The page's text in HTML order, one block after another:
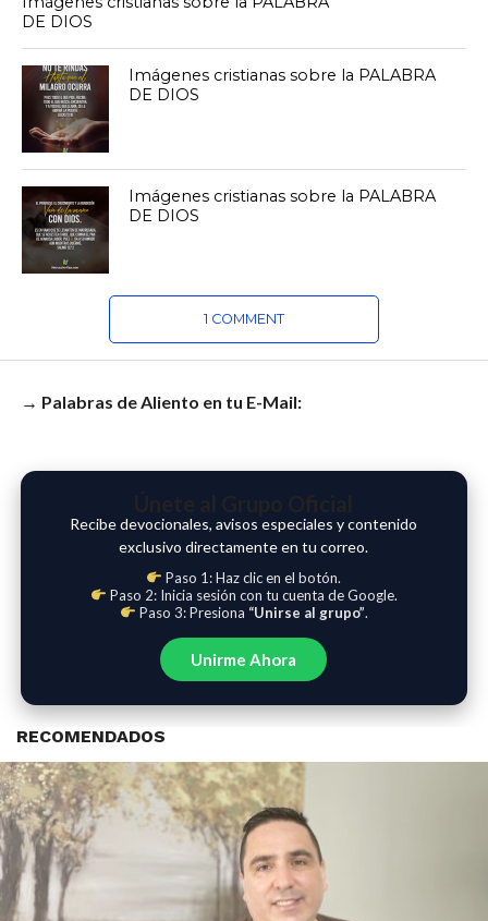
DE DIOS
Imágenes cristianas sobre la PALABRA
DE DIOS
Imágenes cristianas sobre la PALABRA
DE DIOS
1 COMMENT
→ Palabras de Aliento en tu E-Mail:
Recibe devocionales, avisos especiales y contenido
exclusivo directamente en tu correo.
Paso 1: Haz clic en el botón.
Paso 2: Inicia sesión con tu cuenta de Google.
Paso 3: Presiona “Unirse al grupo”.
Unirme Ahora
RECOMENDADOS